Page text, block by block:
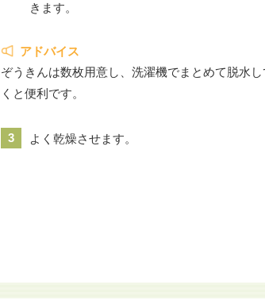
きます。
アドバイス
ぞうきんは数枚用意し、洗濯機でまとめて脱水し
くと便利です。
3 よく乾燥させます。